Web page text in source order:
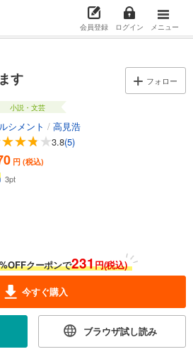
会員登録 ログイン メニュー
す フォロー
小説・文芸
シメント / 高見浩
3.8(5)
円 (税込)
3pt
クーポンで231円(税込)
今すぐ購入
ブラウザ試し読み